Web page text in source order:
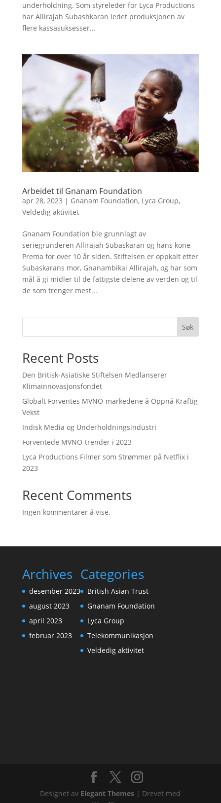
underholdning. Som styreleder for Lyca Productions
har Allirajah Subashkaran ledet produksjonen av
flere kassasuksesser...
Arbeidet til Gnanam Foundation
apr 28, 2023 | Gnanam Foundation, Lyca Group,
Veldedig aktivitet
Gnanam Foundation ble grunnlagt av
seriegründeren Allirajah Subaskaran og hans kone
Prema for over 10 år siden. Stiftelsen er oppkalt etter
Subaskarans mor, Gnanambikai Allirajah, og har som
mål å gi midler til de fattigste delene av verden og til
de som trenger mest...
Søk
Recent Posts
Den Britisk-Asiatiske Stiftelsen Medlanserer
Klimainnovasjonsfondet
Globalt Forventes MVNO-markedene å Oppnå Kraftig
Vekst
Indisk Media og Underholdningsindustri
Forventede MVNO-trender i 2023
Lyca Productions Filmer som Strømmer på Netflix i
2023
Recent Comments
Ingen kommentarer å vise.
Archives
desember 2023
august 2023
april 2023
februar 2023
Categories
British Asian Trust
Gnanam Foundation
Lyca Group
Telekommunikasjon
Veldedig aktivitet
Designet av Elegant Themes | Drevet med